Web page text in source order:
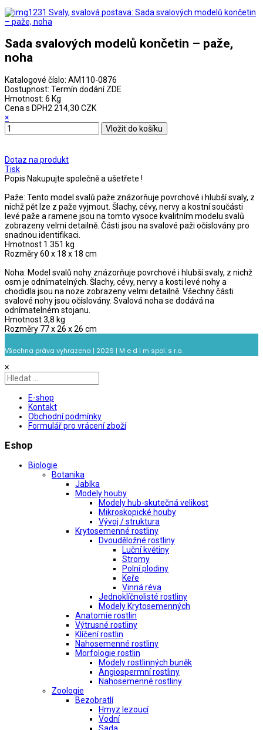
Sada svalových modelů končetin – paže,
noha
Katalogové číslo: AM110-0876
Dostupnost: Termín dodání ZDE
Hmotnost: 6 Kg
Cena s DPH2 214,30 CZK
×
Dotaz na produkt
Tisk
Popis Nakupujte společně a ušetřete !
Paže: Tento model svalů paže znázorňuje povrchové i hlubší svaly, z
nichž pět lze z paže vyjmout. Šlachy, cévy, nervy a kostní součásti
levé paže a ramene jsou na tomto vysoce kvalitním modelu svalů
zobrazeny velmi detailně. Části jsou na svalové paži očíslovány pro
snadnou identifikaci.
Hmotnost 1.351 kg
Rozměry 60 x 18 x 18 cm
Noha: Model svalů nohy znázorňuje povrchové i hlubší svaly, z nichž
osm je odnímatelných. Šlachy, cévy, nervy a kosti levé nohy a
chodidla jsou na noze zobrazeny velmi detailně. Všechny části
svalové nohy jsou očíslovány. Svalová noha se dodává na
odnímatelném stojanu.
Hmotnost 3,8 kg
Rozměry 77 x 26 x 26 cm
Všechna práva vyhrazena | 2026 | M e d i m spol. s r.o.
×
E-shop
Kontakt
Obchodní podmínky
Formulář pro vrácení zboží
Eshop
Biologie
Botanika
Jablka
Modely houby
Modely hub-skutečná velikost
Mikroskopické houby
Vývoj / struktura
Krytosemenné rostliny
Dvouděložné rostliny
Luční květiny
Stromy
Polní plodiny
Keře
Vinná réva
Jednoklíčnolisté rostliny
Modely Krytosemenných
Anatomie rostlin
Výtrusné rostliny
Klíčení rostlin
Nahosemenné rostliny
Morfologie rostlin
Modely rostlinných buněk
Angiospermní rostliny
Nahosemenné rostliny
Zoologie
Bezobratlí
Hmyz lezoucí
Vodní